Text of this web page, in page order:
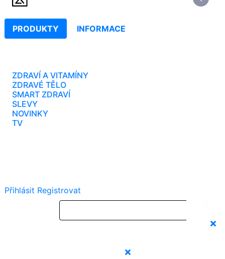
PRODUKTY INFORMACE
ZDRAVÍ A VITAMÍNY
ZDRAVÉ TĚLO
SMART ZDRAVÍ
SLEVY
NOVINKY
TV
Přihlásit Registrovat